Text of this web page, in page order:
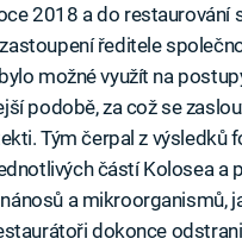
2018 a do restaurování
ředitele
možné využít na
podobě, za což se
Tým čerpal z výsledků
částí Kolosea a
a mikroorganismů,
dokonce